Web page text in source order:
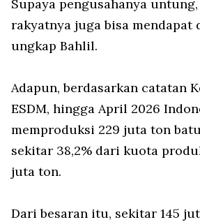
Supaya pengusahanya
rakyatnya juga bisa mendapat
ungkap Bahlil.
Adapun, berdasarkan catatan
ESDM, hingga April 2026
memproduksi 229 juta ton
sekitar 38,2% dari kuota
juta ton.
Dari besaran itu, sekitar 145